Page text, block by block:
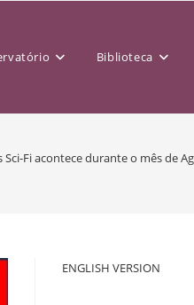
Biblioteca
Fi acontece durante o mês de
ENGLISH VERSION